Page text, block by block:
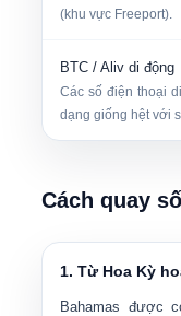
(khu vực Freeport).
BTC / Aliv di động
Các số điện thoại
dạng giống hệt với
Cách quay
1. Từ Hoa Kỳ
Bahamas được